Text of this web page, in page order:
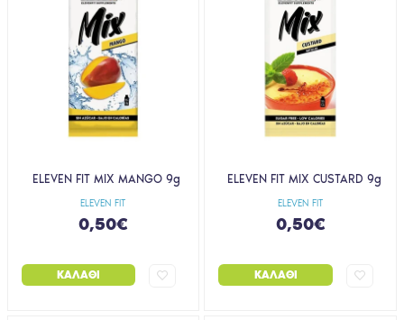
ELEVEN FIT
ELEVEN FIT MIX MANGO 9g
0,50€
ΚΑΛΆΘΙ
ELEVEN FIT
ELEVEN FIT MIX CUSTARD 9g
0,50€
ΚΑΛΆΘΙ